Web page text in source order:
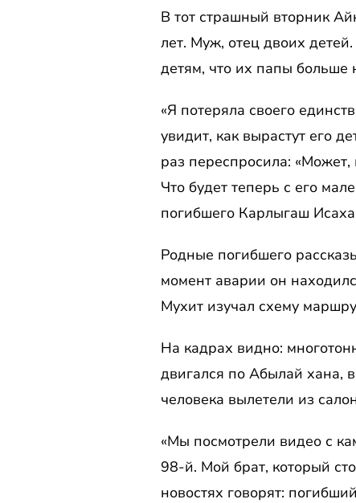
В тот страшный вторник
лет. Муж, отец двоих
детям, что их папы
«Я потеряла своего
увидит, как вырастут его
раз переспросила:
Что будет теперь с его
погибшего Карлыгаш
Родные погибшего
момент аварии он
Мухит изучал схему
На кадрах видно:
двигался по Абылай хана,
человека вылетели из
«Мы посмотрели видео с
98-й. Мой брат, который
новостях говорят: